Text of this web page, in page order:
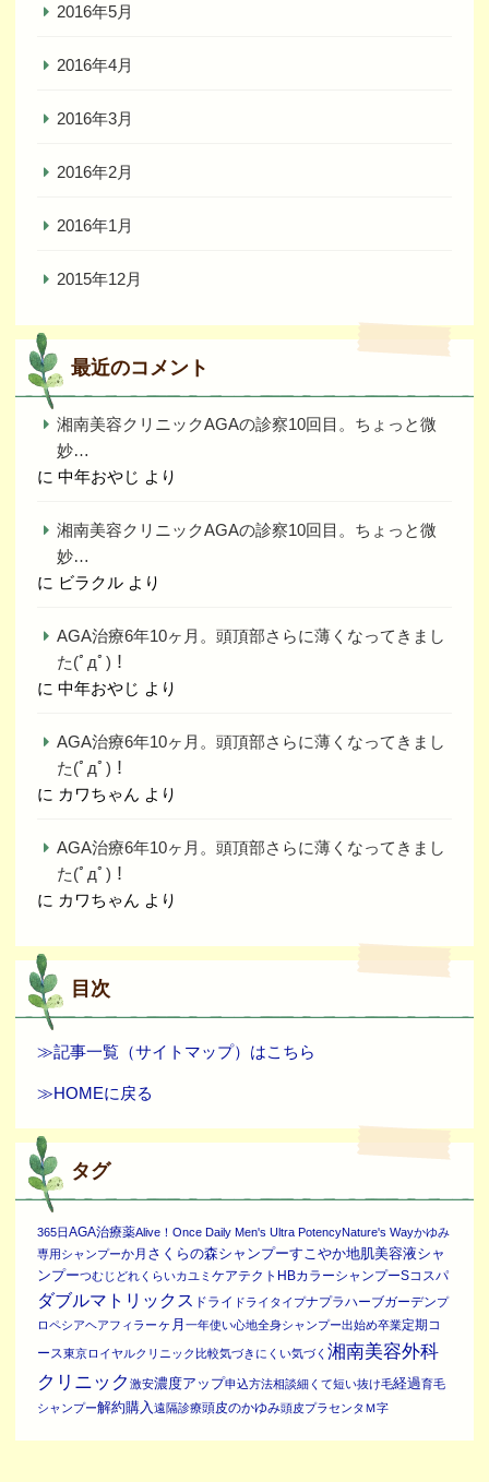
2016年5月
2016年4月
2016年3月
2016年2月
2016年1月
2015年12月
最近のコメント
湘南美容クリニックAGAの診察10回目。ちょっと微
妙…
に 中年おやじ より
湘南美容クリニックAGAの診察10回目。ちょっと微
妙…
に ビラクル より
AGA治療6年10ヶ月。頭頂部さらに薄くなってきまし
た(ﾟдﾟ)！
に 中年おやじ より
AGA治療6年10ヶ月。頭頂部さらに薄くなってきまし
た(ﾟдﾟ)！
に カワちゃん より
AGA治療6年10ヶ月。頭頂部さらに薄くなってきまし
た(ﾟдﾟ)！
に カワちゃん より
目次
≫記事一覧（サイトマップ）はこちら
≫HOMEに戻る
タグ
365日AGA治療薬Alive！Once Daily Men's Ultra PotencyNature's Wayかゆみ
専用シャンプーか月 さくらの森シャンプーすこやか地肌美容液シャ
ンプーつむじ どれくらいカユミ ケアテクトHBカラーシャンプーSコスパ
ダブルマトリックス ドライ ドライタイプナプラハーブガーデンプ
ロペシアヘアフィラーヶ月一年使い心地全身シャンプー出始め卒業定期コ
ース東京ロイヤルクリニック 比較気づきにくい気づく 湘南美容外科
クリニック 激安濃度アップ申込方法相談細くて短い抜け毛経過育毛
シャンプー解約購入 遠隔診療頭皮のかゆみ頭皮プラセンタ Ｍ字